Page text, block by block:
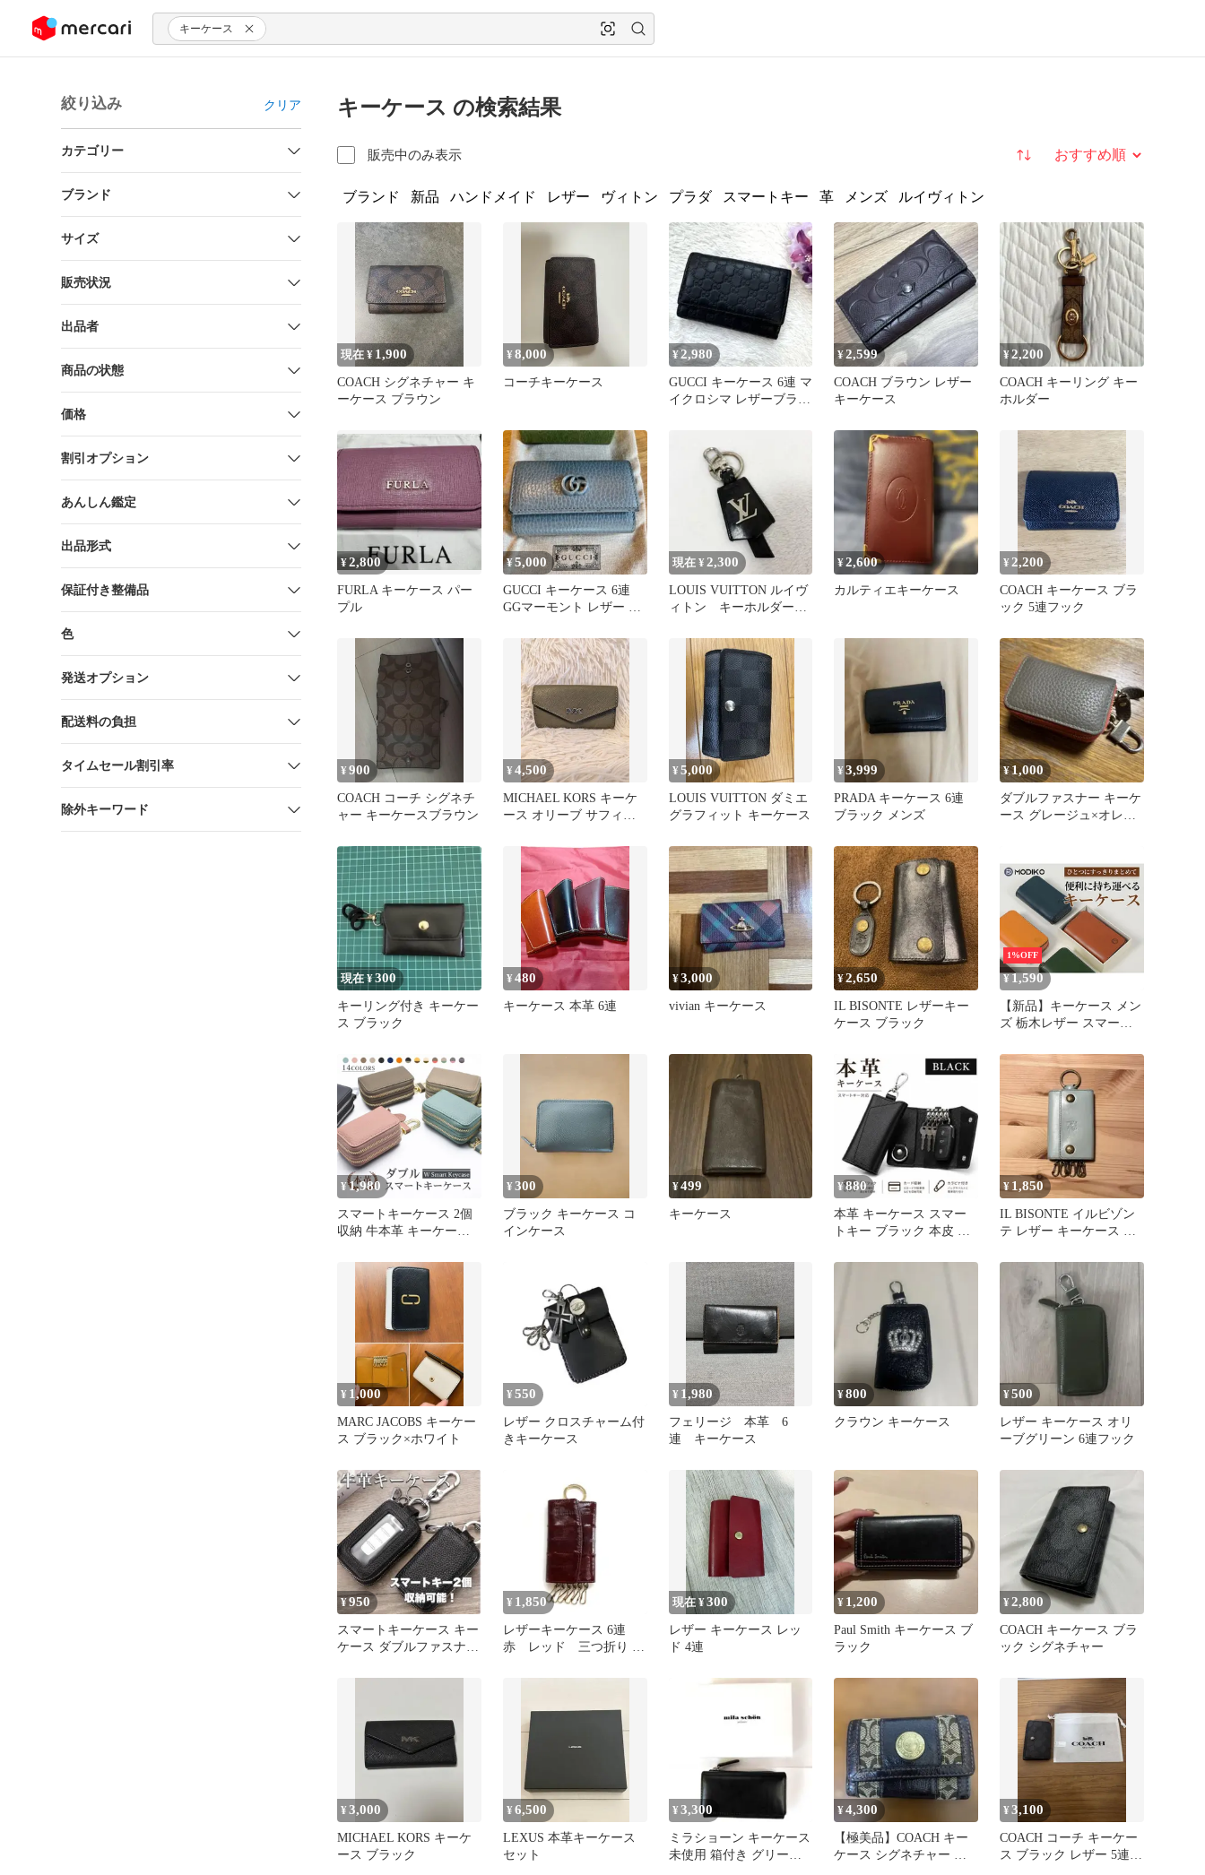
ツにスキップ キーケース
絞り込み クリア
カテゴリー
ブランド
サイズ
販売状況
出品者
商品の状態
価格
割引オプション
あんしん鑑定
出品形式
保証付き整備品
色
発送オプション
配送料の負担
タイムセール割引率
除外キーワード
キーケース の検索結果
販売中のみ表示 並び替え
ブランド 新品 ハンドメイド レザー ヴィトン プラダ スマートキー 革 メンズ ルイヴィトン
現在 ¥ 1,900
COACH シグネチャー キ
ーケース ブラウン
¥8,000
コーチキーケース
¥2,980
GUCCI キーケース 6連 マ
イクロシマ レザーブラッ
¥2,599
COACH ブラウン レザー
キーケース
¥2,200
COACH キーリング キー
ホルダー
¥2,800
FURLA キーケース パー
プル
¥5,000
GUCCI キーケース 6連
GGマーモント レザー ブ
現在 ¥2,300
LOUIS VUITTON ルイヴ
ィトン キーホルダー
¥2,600
カルティエキーケース
¥ 2,200
COACH キーケース ブラ
ック 5連フック
¥900
COACH コーチ シグネチ
ャー キーケースブラウン
¥4,500
MICHAEL KORS キーケ
ース オリーブ サフィア
¥5,000
LOUIS VUITTON ダミエ
グラフィット キーケース
¥3,999
PRADA キーケース 6連
ブラック メンズ
¥1,000
ダブルファスナー キーケ
ース グレージュ×オレン
現在 ¥300
キーリング付き キーケー
ス ブラック
¥480
キーケース 本革 6連
¥3,000
vivian キーケース
¥2,650
IL BISONTE レザーキー
ケース ブラック
1%OFF
¥1,590
【新品】キーケース メン
ズ 栃木レザー スマート
YKKファスナー キーケー
ス 車 コンパクト key case
カラビナ プレゼント
¥1,980
スマートキーケース 2個
収納 牛本革 キーケース
ナ付き レザー シンプル
シボ キーケース キーホ
ルダー 鍵 スマートキー
くすみカラー 収納 かぎ
カギ 車 人気 おすすめ 高
品質 ギフト プレゼント
コンパクト おしゃれ
¥300
ブラック キーケース コ
インケース
¥499
キーケース
¥880
本革 キーケース スマー
トキー ブラック 本皮 牛
黒色
¥ 1,850
IL BISONTE イルビゾン
テ レザー キーケース シ
¥ 1,000
MARC JACOBS キーケー
ス ブラック×ホワイト
¥ 550
レザー クロスチャーム付
きキーケース
¥ 1,980
フェリージ 本革 6
連 キーケース
¥800
クラウン キーケース
¥500
レザー キーケース オリ
ーブグリーン 6連フック
¥950
スマートキーケース キー
ケース ダブルファスナー
ア窓
¥ 1,850
レザーキーケース 6連
赤 レッド 三つ折り キ
クト
現在 ¥300
レザー キーケース レッ
ド 4連
¥ 1,200
Paul Smith キーケース ブ
ラック
¥2,800
COACH キーケース ブラ
ック シグネチャー
¥3,000
MICHAEL KORS キーケ
ース ブラック
¥6,500
LEXUS 本革キーケース
セット
¥ 3,300
ミラショーン キーケース
未使用 箱付き グリーン
¥4,300
【極美品】COACH キー
ケース シグネチャー ブ
¥3,100
COACH コーチ キーケー
ス ブラック レザー 5連